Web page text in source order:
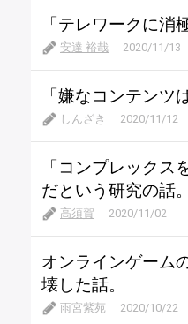
「テレワークに消
安達 裕哉 2020/11/13
「嫌なコンテンツ
しんざき 2020/11/12
「コンプレック
だという研究の話。
高須賀 2020/11/02
オンラインゲーム
壊した話。
雨宮紫苑 2020/10/22